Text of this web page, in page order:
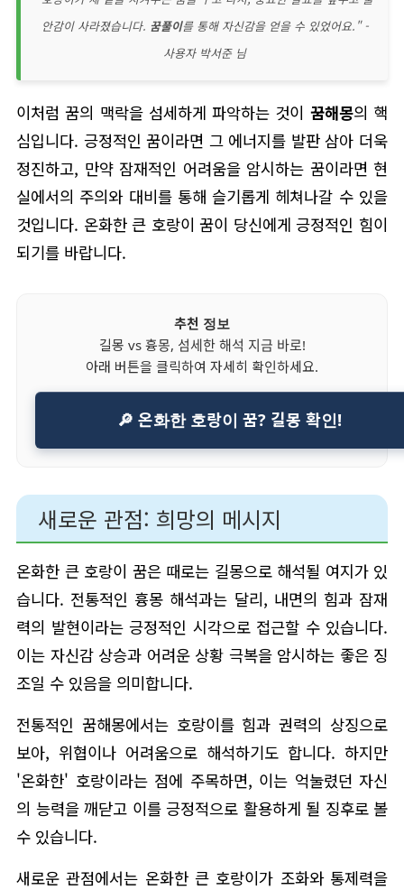
안감이 사라졌습니다. 꿈풀이를 통해 자신감을 얻을 수 있었어요." -
사용자 박서준 님
이처럼 꿈의 맥락을 섬세하게 파악하는 것이 꿈해몽의 핵
심입니다. 긍정적인 꿈이라면 그 에너지를 발판 삼아 더욱
정진하고, 만약 잠재적인 어려움을 암시하는 꿈이라면 현
실에서의 주의와 대비를 통해 슬기롭게 헤쳐나갈 수 있을
것입니다. 온화한 큰 호랑이 꿈이 당신에게 긍정적인 힘이
되기를 바랍니다.
추천 정보
길몽 vs 흉몽, 섬세한 해석 지금 바로!
아래 버튼을 클릭하여 자세히 확인하세요.
🔎 온화한 호랑이 꿈? 길몽 확인!
새로운 관점: 희망의 메시지
온화한 큰 호랑이 꿈은 때로는 길몽으로 해석될 여지가 있
습니다. 전통적인 흉몽 해석과는 달리, 내면의 힘과 잠재
력의 발현이라는 긍정적인 시각으로 접근할 수 있습니다.
이는 자신감 상승과 어려운 상황 극복을 암시하는 좋은 징
조일 수 있음을 의미합니다.
전통적인 꿈해몽에서는 호랑이를 힘과 권력의 상징으로
보아, 위협이나 어려움으로 해석하기도 합니다. 하지만
'온화한' 호랑이라는 점에 주목하면, 이는 억눌렸던 자신
의 능력을 깨닫고 이를 긍정적으로 활용하게 될 징후로 볼
수 있습니다.
새로운 관점에서는 온화한 큰 호랑이가 조화와 통제력을